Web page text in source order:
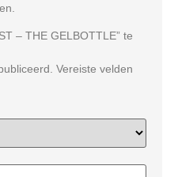
– THE GELBOTTLE” te
Vereiste velden